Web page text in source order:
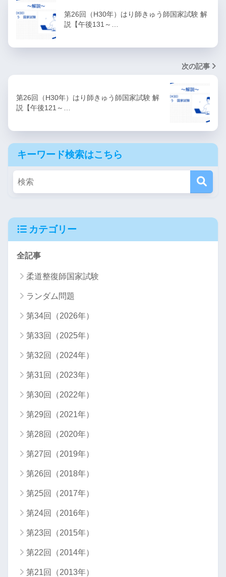
第26回（H30年）はり師きゅう師国家試験 解
説【午後131～…
次の記事
第26回（H30年）はり師きゅう師国家試験 解
説【午後121～…
キーワード検索はこちら
カテゴリー
全記事
柔道整復師国家試験
ランダム問題
第34回（2026年）
第33回（2025年）
第32回（2024年）
第31回（2023年）
第30回（2022年）
第29回（2021年）
第28回（2020年）
第27回（2019年）
第26回（2018年）
第25回（2017年）
第24回（2016年）
第23回（2015年）
第22回（2014年）
第21回（2013年）